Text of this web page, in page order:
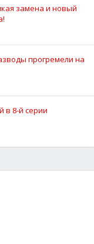
замена и новый
прогремели на
в 8-й серии